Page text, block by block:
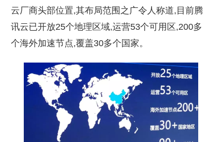
云厂商头部位置,其布局范围之广令人称道,目前腾
讯云已开放25个地理区域,运营53个可用区,200多
个海外加速节点,覆盖30多个国家。